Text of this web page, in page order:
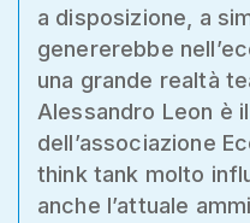
a disposizione, a
genererebbe
una grande realtà
Alessandro Leon è
dell’associazione
think tank molto
anche l’attuale